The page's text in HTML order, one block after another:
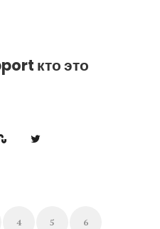
кто это
4 5 6